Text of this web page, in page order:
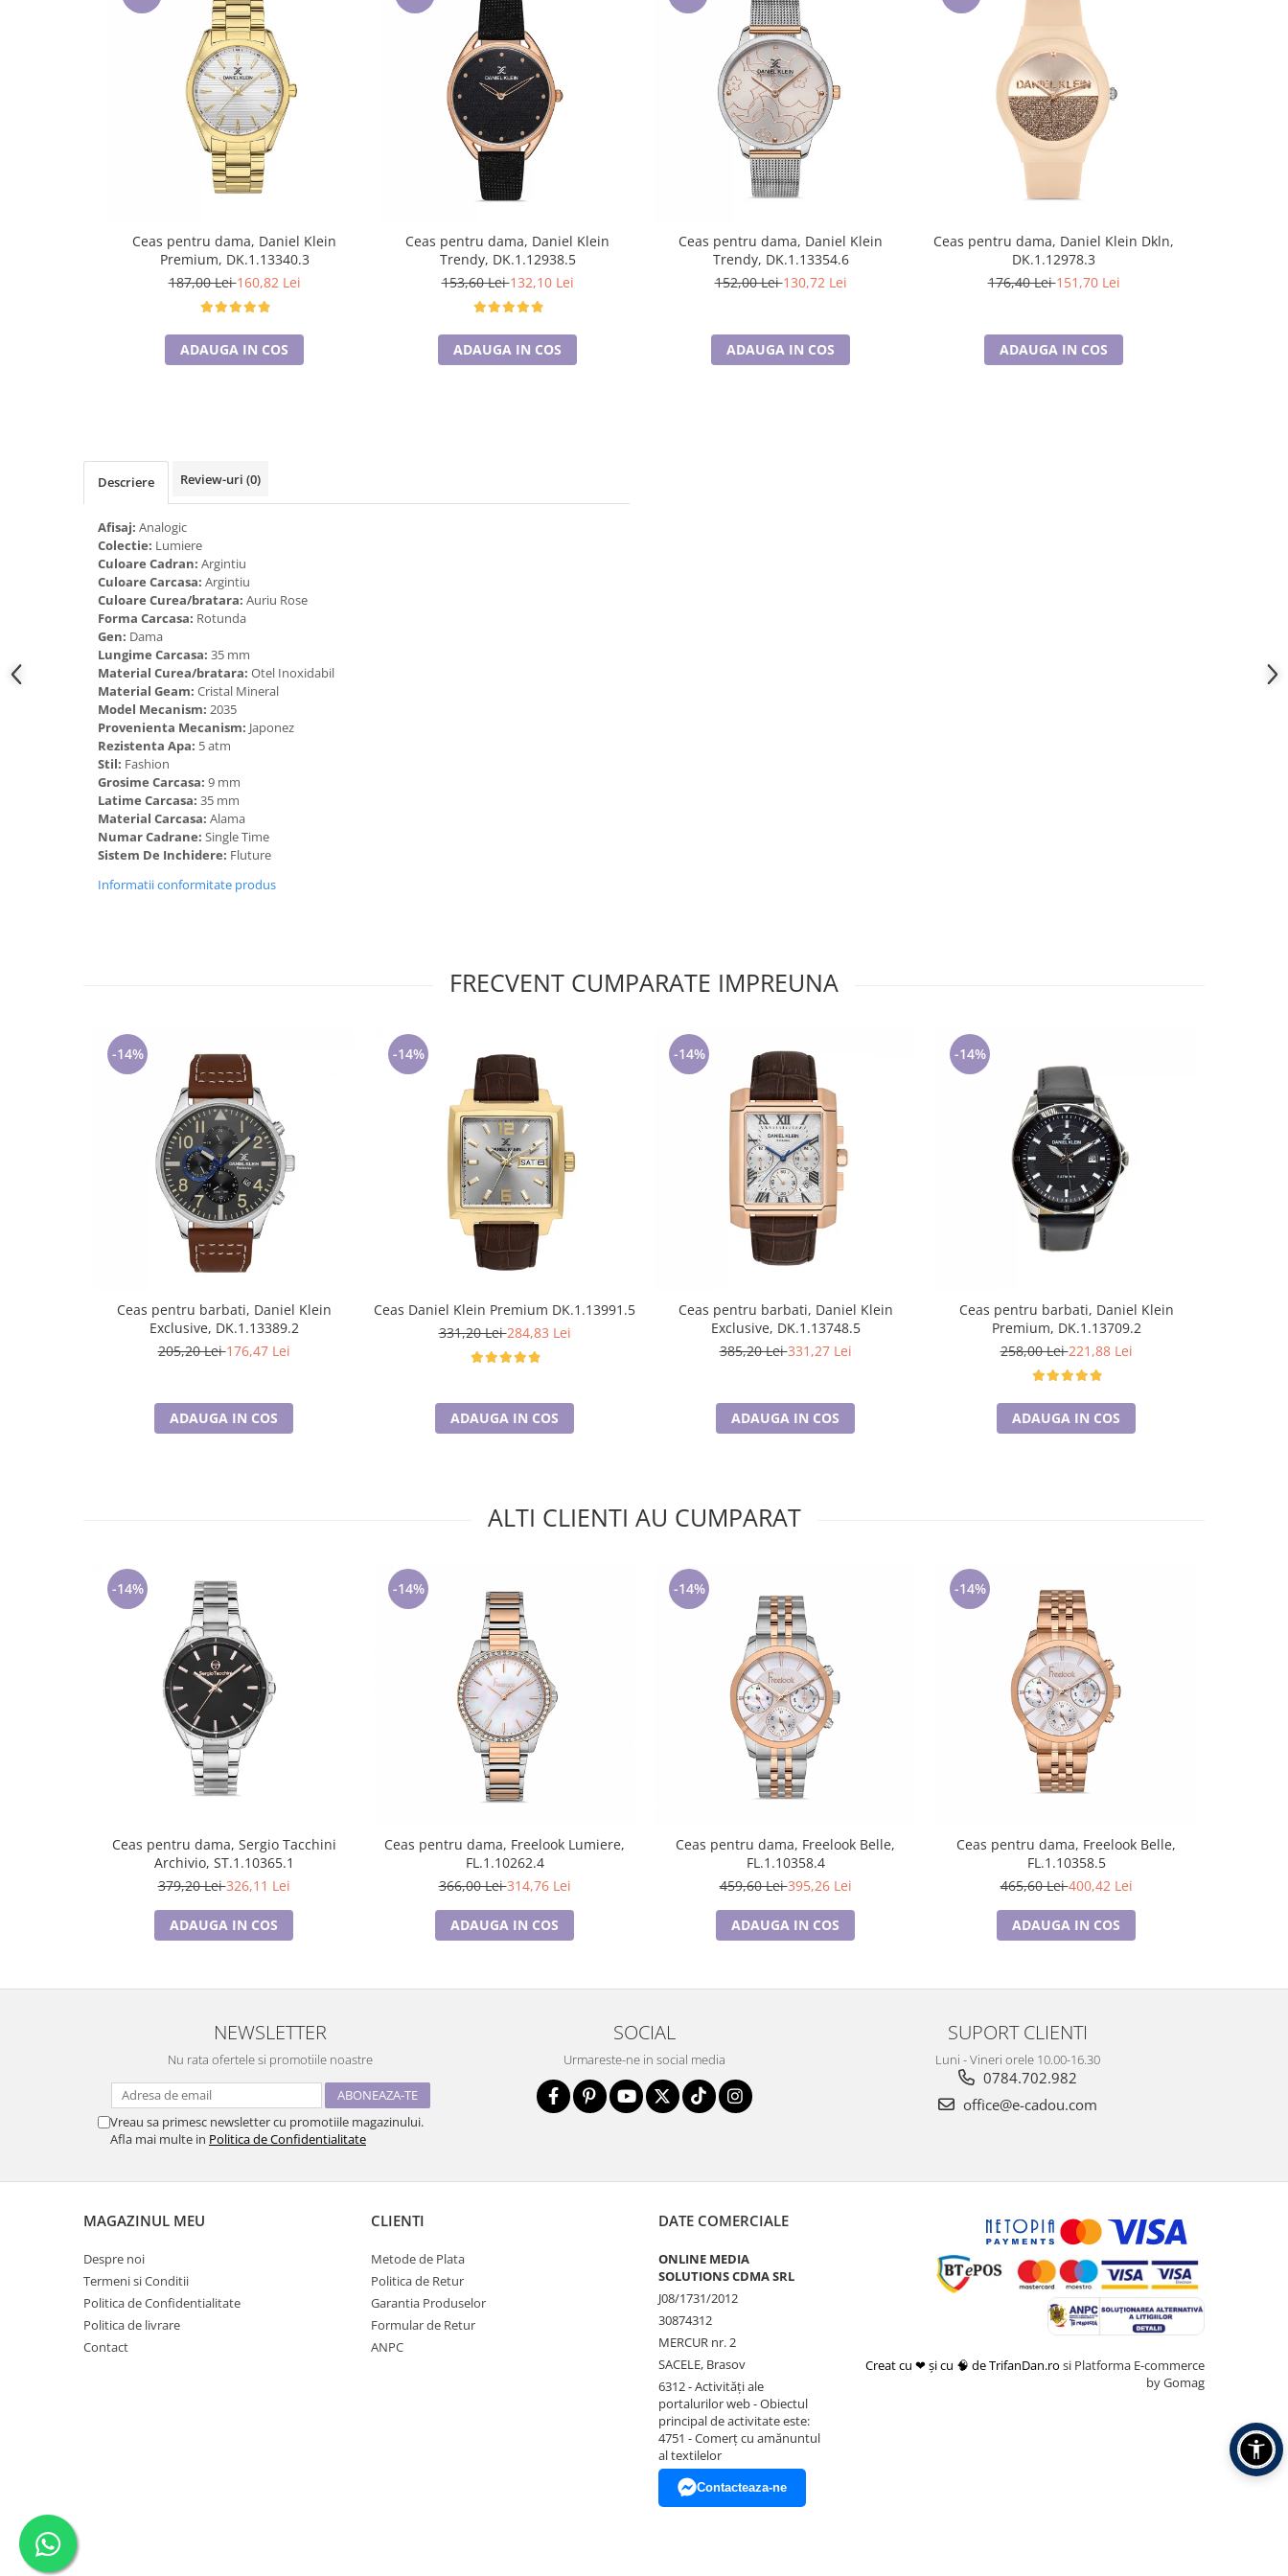
Lenjerii de pat pentru copii
Halate si pijamale Family
Valentine's Day
Cadouri pentru Bunici
Cadouri pentru Nasi si Fini
Cadouri Craciun
Cadouri pentru Mama
Cadouri pentru profesori sau absolventi
Cadouri Back to school
Cadouri de Paște
Cadouri Traditionale Romanesti
Cadouri pentru CUPLU El & Ea
Cadouri Iubitori de animale
Cadouri GRAVIDE
Cadouri pentru sportivi
Cadouri Pensionare
Cadouri Colegi, sefi sau angajati
Cadouri pentru Sfânta Maria
Ceas pentru dama, Daniel Klein
Premium, DK.1.13340.3
187,00 Lei160,82 Lei
ADAUGA IN COS
Ceas pentru dama, Daniel Klein
Trendy, DK.1.12938.5
153,60 Lei132,10 Lei
ADAUGA IN COS
Ceas pentru dama, Daniel Klein
Trendy, DK.1.13354.6
152,00 Lei130,72 Lei
ADAUGA IN COS
Ceas pentru dama, Daniel Klein Dkln,
DK.1.12978.3
176,40 Lei151,70 Lei
ADAUGA IN COS
Descriere Review-uri (0)
Afisaj: Analogic
Colectie: Lumiere
Culoare Cadran: Argintiu
Culoare Carcasa: Argintiu
Culoare Curea/bratara: Auriu Rose
Forma Carcasa: Rotunda
Gen: Dama
Lungime Carcasa: 35 mm
Material Curea/bratara: Otel Inoxidabil
Material Geam: Cristal Mineral
Model Mecanism: 2035
Provenienta Mecanism: Japonez
Rezistenta Apa: 5 atm
Stil: Fashion
Grosime Carcasa: 9 mm
Latime Carcasa: 35 mm
Material Carcasa: Alama
Numar Cadrane: Single Time
Sistem De Inchidere: Fluture
Informatii conformitate produs
FRECVENT CUMPARATE IMPREUNA
-14%
Ceas pentru barbati, Daniel Klein
Exclusive, DK.1.13389.2
205,20 Lei176,47 Lei
ADAUGA IN COS
-14%
Ceas Daniel Klein Premium DK.1.13991.5
331,20 Lei284,83 Lei
ADAUGA IN COS
-14%
Ceas pentru barbati, Daniel Klein
Exclusive, DK.1.13748.5
385,20 Lei331,27 Lei
ADAUGA IN COS
-14%
Ceas pentru barbati, Daniel Klein
Premium, DK.1.13709.2
258,00 Lei221,88 Lei
ADAUGA IN COS
ALTI CLIENTI AU CUMPARAT
-14%
Ceas pentru dama, Sergio Tacchini
Archivio, ST.1.10365.1
379,20 Lei326,11 Lei
ADAUGA IN COS
-14%
Ceas pentru dama, Freelook Lumiere,
FL.1.10262.4
366,00 Lei314,76 Lei
ADAUGA IN COS
-14%
Ceas pentru dama, Freelook Belle,
FL.1.10358.4
459,60 Lei395,26 Lei
ADAUGA IN COS
-14%
Ceas pentru dama, Freelook Belle,
FL.1.10358.5
465,60 Lei400,42 Lei
ADAUGA IN COS
NEWSLETTER
Nu rata ofertele si promotiile noastre
Vreau sa primesc newsletter cu promotiile magazinului.
Afla mai multe in Politica de Confidentialitate
SOCIAL
Urmareste-ne in social media
SUPORT CLIENTI
Luni - Vineri orele 10.00-16.30
0784.702.982
office@e-cadou.com
MAGAZINUL MEU
Despre noi
Termeni si Conditii
Politica de Confidentialitate
Politica de livrare
Contact
CLIENTI
Metode de Plata
Politica de Retur
Garantia Produselor
Formular de Retur
ANPC
DATE COMERCIALE
ONLINE MEDIA
SOLUTIONS CDMA SRL
J08/1731/2012
30874312
MERCUR nr. 2
SACELE, Brasov
6312 - Activităţi ale
portalurilor web - Obiectul
principal de activitate este:
4751 - Comerţ cu amănuntul
al textilelor
Contacteaza-ne
Creat cu ❤ și cu 🧠 de TrifanDan.ro si Platforma E-commerce
by Gomag